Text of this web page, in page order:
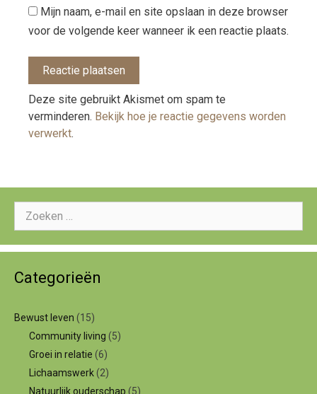
Mijn naam, e-mail en site opslaan in deze browser
voor de volgende keer wanneer ik een reactie plaats.
Deze site gebruikt Akismet om spam te
verminderen. Bekijk hoe je reactie gegevens worden
verwerkt.
naar:
Categorieën
Bewust leven (15)
Community living (5)
Groei in relatie (6)
Lichaamswerk(2)
Natuurlijk ouderschap (5)